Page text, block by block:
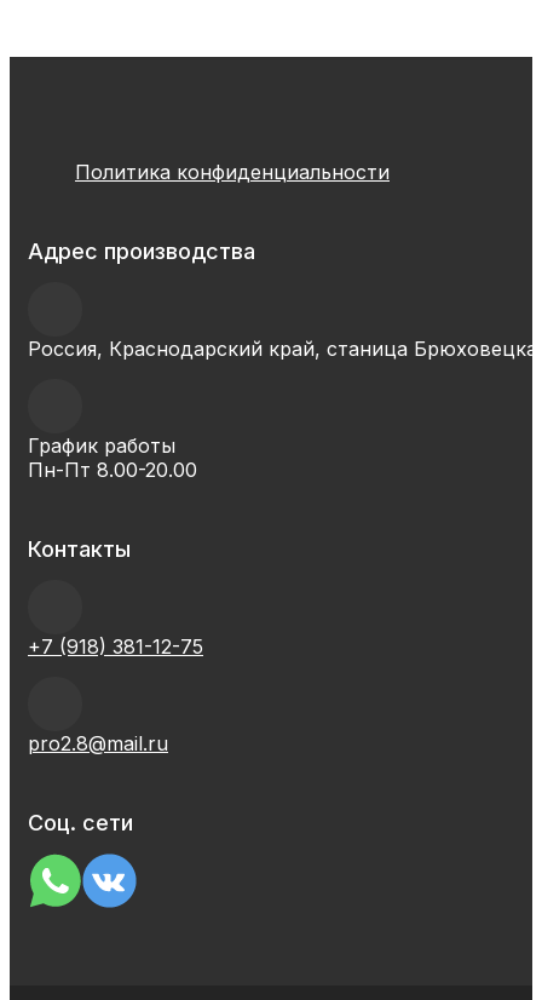
Политика конфиденциальности
Адрес производства
Россия, Краснодарский край, станица
График работы
Пн-Пт 8.00-20.00
Контакты
+7 (918) 381-12-75
pro2.8@mail.ru
Соц. сети